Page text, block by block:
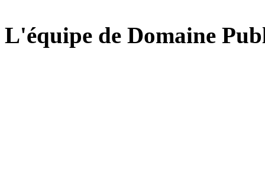
L'équipe de Domaine